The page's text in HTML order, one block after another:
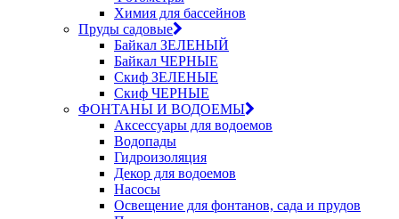
Химия для бассейнов
Пруды садовые
Байкал ЗЕЛЕНЫЙ
Байкал ЧЕРНЫЕ
Скиф ЗЕЛЕНЫЕ
Скиф ЧЕРНЫЕ
ФОНТАНЫ И ВОДОЕМЫ
Аксессуары для водоемов
Водопады
Гидроизоляция
Декор для водоемов
Насосы
Освещение для фонтанов, сада и прудов